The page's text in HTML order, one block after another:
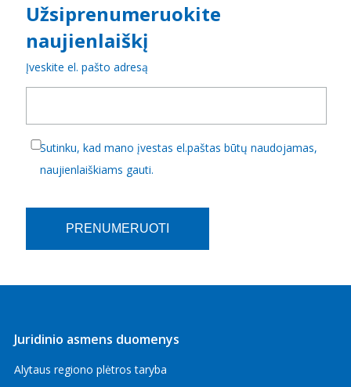
Užsiprenumeruokite
naujienlaiškį
Įveskite el. pašto adresą
Sutinku, kad mano įvestas el.paštas būtų naudojamas,
naujienlaiškiams gauti.
Juridinio asmens duomenys
Alytaus regiono plėtros taryba